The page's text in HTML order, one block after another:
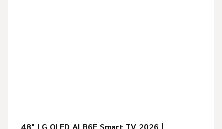
48" LG OLED AI B6E Smart TV 2026 |